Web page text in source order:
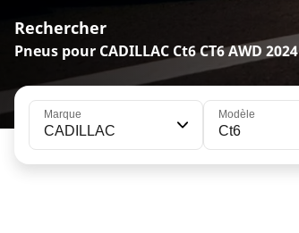
Rechercher
Pneus pour CADILLAC Ct6 CT6 AWD 2024
Marque
CADILLAC
Modèle
Ct6